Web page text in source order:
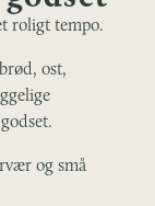
roligt tempo.
ost,
og små